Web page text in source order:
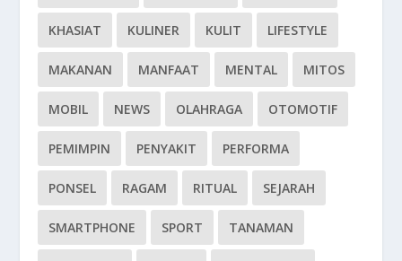
KHASIAT KULINER KULIT LIFESTYLE
MAKANAN MANFAAT MENTAL MITOS
MOBIL NEWS OLAHRAGA OTOMOTIF
PEMIMPIN PENYAKIT PERFORMA
PONSEL RAGAM RITUAL SEJARAH
SMARTPHONE SPORT TANAMAN